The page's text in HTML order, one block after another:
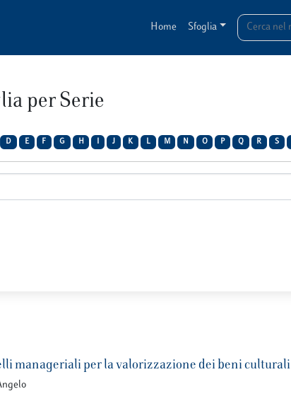
Home Sfoglia
per Serie
D E F G H J K L M N O P Q R S
manageriali per la valorizzazione dei beni culturali